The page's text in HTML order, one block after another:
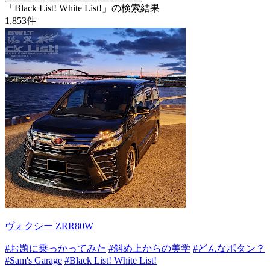
「Black List! White List!」の検索結果
1,853件
ヴォクシー ZRR80W
#お題に乗っかってみた #斜め上からの美学 #どんなボタン？
#Sam's Garage #Black List! White List!